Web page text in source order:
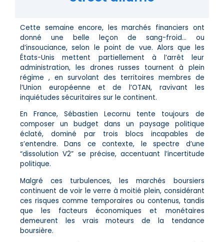
Cette semaine encore, les marchés financiers ont
donné une belle leçon de sang-froid… ou
d’insouciance, selon le point de vue. Alors que les
États-Unis mettent partiellement à l’arrêt leur
administration, les drones russes tournent à plein
régime , en survolant des territoires membres de
l’Union européenne et de l’OTAN, ravivant les
inquiétudes sécuritaires sur le continent.
En France, Sébastien Lecornu tente toujours de
composer un budget dans un paysage politique
éclaté, dominé par trois blocs incapables de
s’entendre. Dans ce contexte, le spectre d’une
“dissolution V2” se précise, accentuant l’incertitude
politique.
Malgré ces turbulences, les marchés boursiers
continuent de voir le verre à moitié plein, considérant
ces risques comme temporaires ou contenus, tandis
que les facteurs économiques et monétaires
demeurent les vrais moteurs de la tendance
boursière.